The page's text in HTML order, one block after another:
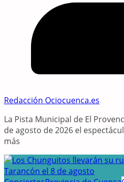
Redacción Ociocuenca.es
La Pista Municipal de El
de agosto de 2026 el
más